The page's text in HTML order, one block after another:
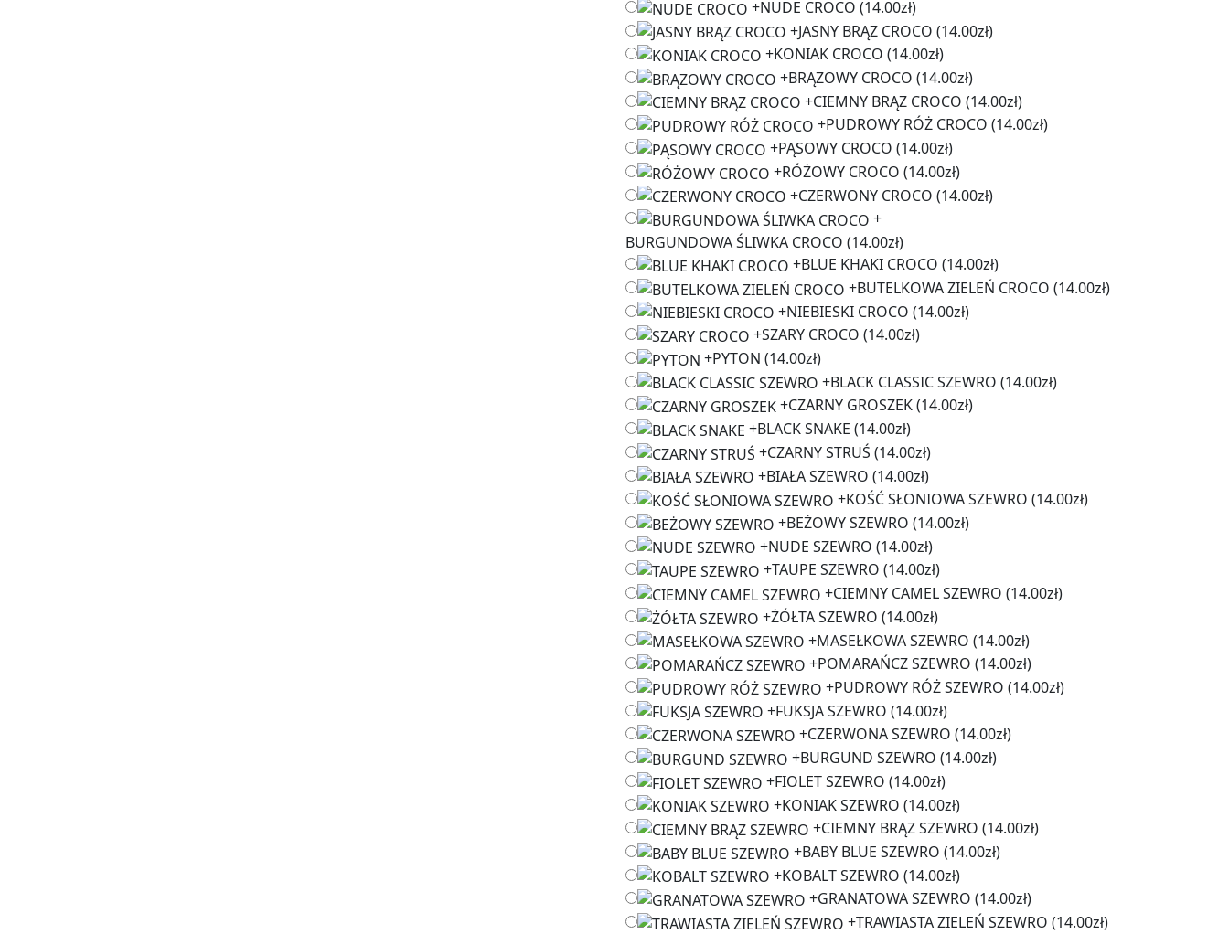
+NUDE CROCO (14.00zł)
+JASNY BRĄZ CROCO (14.00zł)
+KONIAK CROCO (14.00zł)
+BRĄZOWY CROCO (14.00zł)
+CIEMNY BRĄZ CROCO (14.00zł)
+PUDROWY RÓŻ CROCO (14.00zł)
+PĄSOWY CROCO (14.00zł)
+RÓŻOWY CROCO (14.00zł)
+CZERWONY CROCO (14.00zł)
+
BURGUNDOWA ŚLIWKA CROCO (14.00zł)
+BLUE KHAKI CROCO (14.00zł)
+BUTELKOWA ZIELEŃ CROCO (14.00zł)
+NIEBIESKI CROCO (14.00zł)
+SZARY CROCO (14.00zł)
+PYTON (14.00zł)
+BLACK CLASSIC SZEWRO (14.00zł)
+CZARNY GROSZEK(14.00zł)
+BLACK SNAKE (14.00zł)
+CZARNY STRUŚ (14.00zł)
+BIAŁA SZEWRO (14.00zł)
+KOŚĆ SŁONIOWA SZEWRO (14.00zł)
+BEŻOWY SZEWRO (14.00zł)
+NUDE SZEWRO (14.00zł)
+TAUPE SZEWRO (14.00zł)
+CIEMNY CAMEL SZEWRO (14.00zł)
+ŻÓŁTA SZEWRO (14.00zł)
+MASEŁKOWA SZEWRO (14.00zł)
+POMARAŃCZ SZEWRO (14.00zł)
+PUDROWY RÓŻ SZEWRO (14.00zł)
+FUKSJA SZEWRO (14.00zł)
+CZERWONA SZEWRO (14.00zł)
+BURGUND SZEWRO (14.00zł)
+FIOLET SZEWRO (14.00zł)
+KONIAK SZEWRO (14.00zł)
+CIEMNY BRĄZ SZEWRO (14.00zł)
+BABY BLUE SZEWRO (14.00zł)
+KOBALT SZEWRO (14.00zł)
+GRANATOWA SZEWRO (14.00zł)
+TRAWIASTA ZIELEŃ SZEWRO (14.00zł)